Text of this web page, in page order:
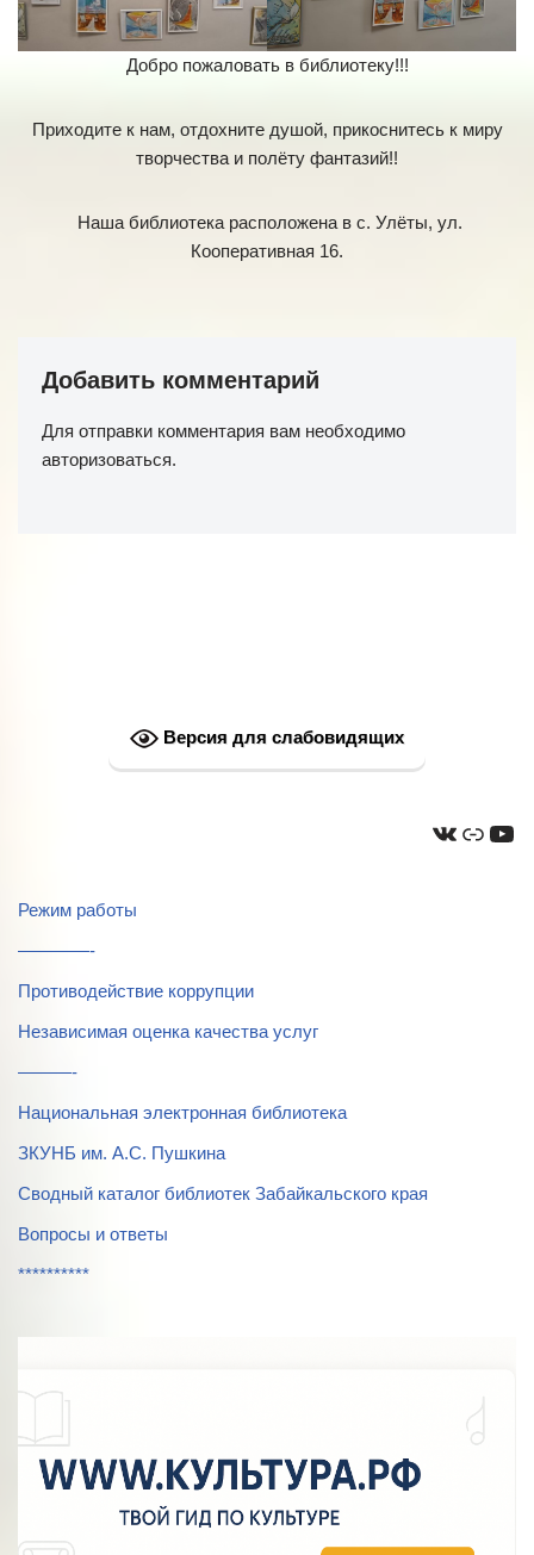
Добро пожаловать в библиотеку!!!
Приходите к нам, отдохните душой, прикоснитесь к миру
творчества и полёту фантазий!!
Наша библиотека расположена в с. Улёты, ул.
Кооперативная 16.
Добавить комментарий
Для отправки комментария вам необходимо
авторизоваться.
Версия для слабовидящих
Режим работы
————-
Противодействие коррупции
Независимая оценка качества услуг
———-
Национальная электронная библиотека
ЗКУНБ им. А.С. Пушкина
Сводный каталог библиотек Забайкальского края
Вопросы и ответы
**********